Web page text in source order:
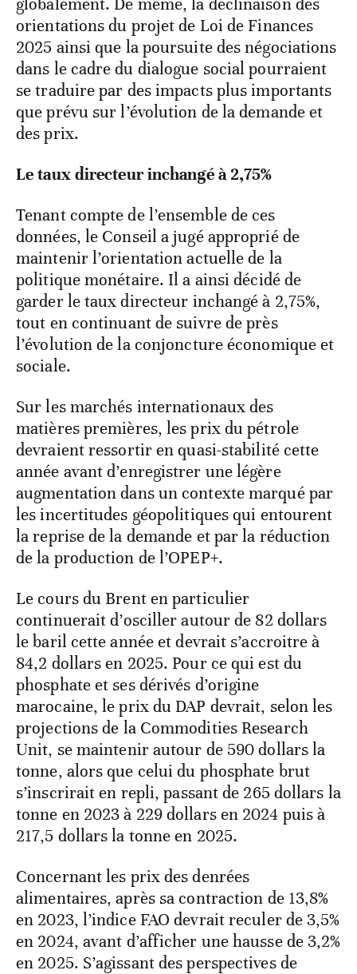
globalement. De même, la déclinaison des
orientations du projet de Loi de Finances
2025 ainsi que la poursuite des négociations
dans le cadre du dialogue social pourraient
se traduire par des impacts plus importants
que prévu sur l’évolution de la demande et
des prix.
Le taux directeur inchangé à 2,75%
Tenant compte de l’ensemble de ces
données, le Conseil a jugé approprié de
maintenir l’orientation actuelle de la
politique monétaire. Il a ainsi décidé de
garder le taux directeur inchangé à 2,75%,
tout en continuant de suivre de près
l’évolution de la conjoncture économique et
sociale.
Sur les marchés internationaux des
matières premières, les prix du pétrole
devraient ressortir en quasi-stabilité cette
année avant d’enregistrer une légère
augmentation dans un contexte marqué par
les incertitudes géopolitiques qui entourent
la reprise de la demande et par la réduction
de la production de l’OPEP+.
Le cours du Brent en particulier
continuerait d’osciller autour de 82 dollars
le baril cette année et devrait s’accroitre à
84,2 dollars en 2025. Pour ce qui est du
phosphate et ses dérivés d’origine
marocaine, le prix du DAP devrait, selon les
projections de la Commodities Research
Unit, se maintenir autour de 590 dollars la
tonne, alors que celui du phosphate brut
s’inscrirait en repli, passant de 265 dollars la
tonne en 2023 à 229 dollars en 2024 puis à
217,5 dollars la tonne en 2025.
Concernant les prix des denrées
alimentaires, après sa contraction de 13,8%
en 2023, l’indice FAO devrait reculer de 3,5%
en 2024, avant d’afficher une hausse de 3,2%
en 2025. S’agissant des perspectives de